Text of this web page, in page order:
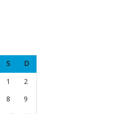
S
D
1
2
8
9